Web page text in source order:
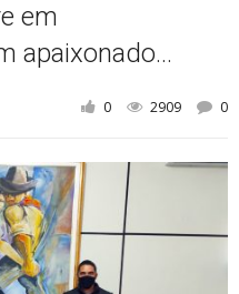
em
apaixonado...
0 2909 0